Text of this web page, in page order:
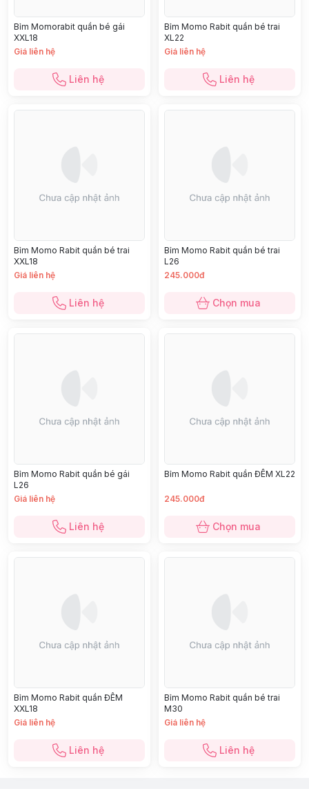
Bỉm Momorabit quần bé gái
XXL18
Giá liên hệ
Liên hệ
Bỉm Momo Rabit quần bé trai
XL22
Giá liên hệ
Liên hệ
Bỉm Momo Rabit quần bé trai
XXL18
Giá liên hệ
Liên hệ
Bỉm Momo Rabit quần bé trai
L26
245.000đ
Chọn mua
Bỉm Momo Rabit quần bé gái
L26
Giá liên hệ
Liên hệ
Bỉm Momo Rabit quần ĐÊM XL22
245.000đ
Chọn mua
Bỉm Momo Rabit quần ĐÊM
XXL18
Giá liên hệ
Liên hệ
Bỉm Momo Rabit quần bé trai
M30
Giá liên hệ
Liên hệ